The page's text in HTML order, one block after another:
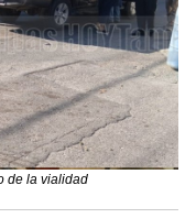
de la vialidad